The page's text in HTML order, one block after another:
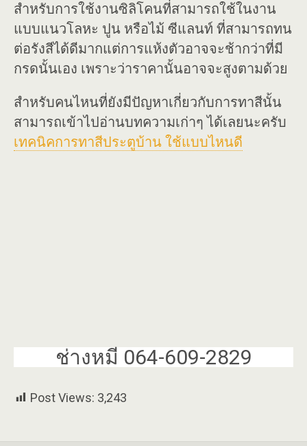
สำหรับการใช้งานซิลิโคนที่สามารถใช้ในงาน
แบบแนวโลหะ ปูน หรือไม้ ซีแลนท์ ที่สามารถทน
ต่อรังสีได้ดีมากแต่การแห้งตัวอาจจะช้ากว่าที่มี
กรดนั้นเอง เพราะว่าราคานั้นอาจจะสูงตามด้วย
สำหรับคนไหนที่ยังมีปัญหาเกี่ยวกับการทาสีนั้น
สามารถเข้าไปอ่านบทความเก่าๆ ได้เลยนะครับ
เทคนิคการทาสีประตูบ้าน ใช้แบบไหนดี
ช่างหมี 064-609-2829
Post Views: 3,243